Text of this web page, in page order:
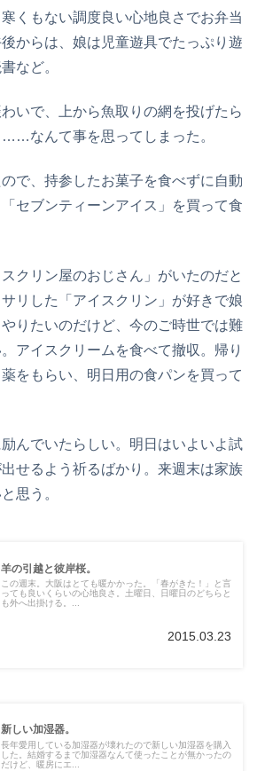
くもない調度良い心地良さでお弁当
からは、娘は児童遊具でたっぷり遊
など。
いで、上から魚取りの網を投げたら
なんて事を思ってしまった。
で、持参したお菓子を食べずに自動
セブンティーンアイス」を買って食
クリン屋のおじさん」がいたのだと
リした「アイスクリン」が好きで娘
りたいのだけど、今のご時世では難
アイスクリームを食べて撤収。帰り
をもらい、明日用の食パンを買って
んでいたらしい。明日はいよいよ試
せるよう祈るばかり。来週末は家族
思う。
羊の引越と彼岸桜。
この週末。大阪はとても暖かかった。「春がきた！」と言
っても良いくらいの心地良さ。土曜日、日曜日のどちらと
も外へ出掛ける。...
2015.03.23
新しい加湿器。
長年愛用している加湿器が壊れたので新しい加湿器を購入
した。結婚するまで加湿器なんて使ったことが無かったの
だけど、暖房にエ...